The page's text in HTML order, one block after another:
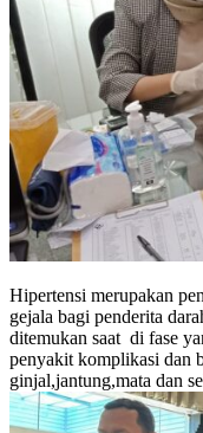
Hipertensi merupakan
gejala bagi penderita
ditemukan saat di fase
penyakit komplikasi dan
ginjal,jantung,mata dan